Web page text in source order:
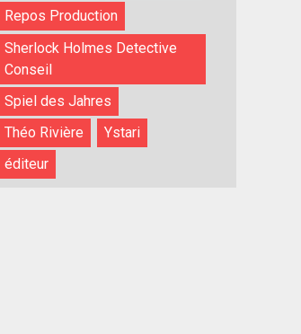
Repos Production
Sherlock Holmes Detective
Conseil
Spiel des Jahres
Théo Rivière
Ystari
éditeur